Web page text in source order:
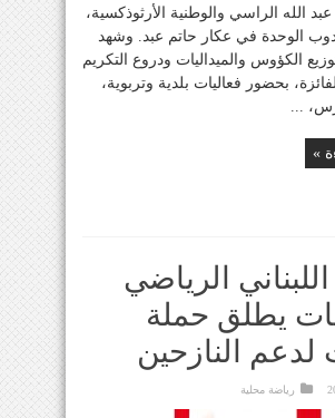
الله الراسي والوطنية الأرثوذكسية،
الوحدة في عكار حاتم عبد. وشهد
الكؤوس والميداليات ودروع التكريم
بحضور فعاليات بلدية وتربوية،
...
»
اللبناني الرياضي
يطلق حملة
لدعم النازحين
رياضة محلية